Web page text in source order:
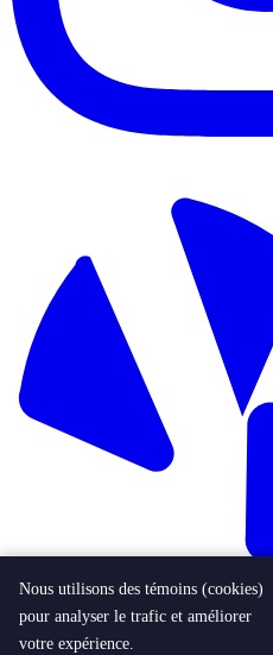
Nous utilisons des témoins (cookies)
pour analyser le trafic et améliorer
votre expérience.